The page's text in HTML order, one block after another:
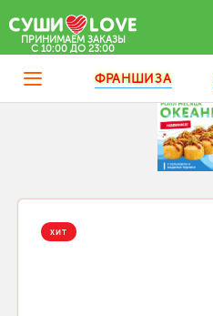
ПРИНИМАЕМ ЗАКАЗЫ
C 10:00 ДО 23:00
ФРАНШИЗА
ХИТ